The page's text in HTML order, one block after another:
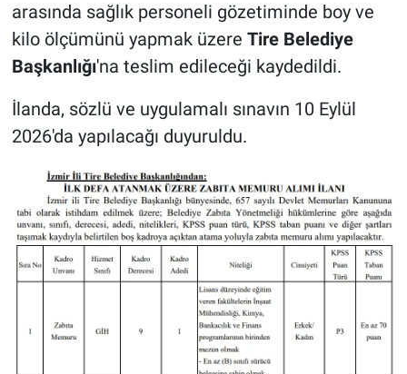
arasında sağlık personeli gözetiminde boy ve
kilo ölçümünü yapmak üzere Tire Belediye
Başkanlığı'na teslim edileceği kaydedildi.
İlanda, sözlü ve uygulamalı sınavın 10 Eylül
2026'da yapılacağı duyuruldu.